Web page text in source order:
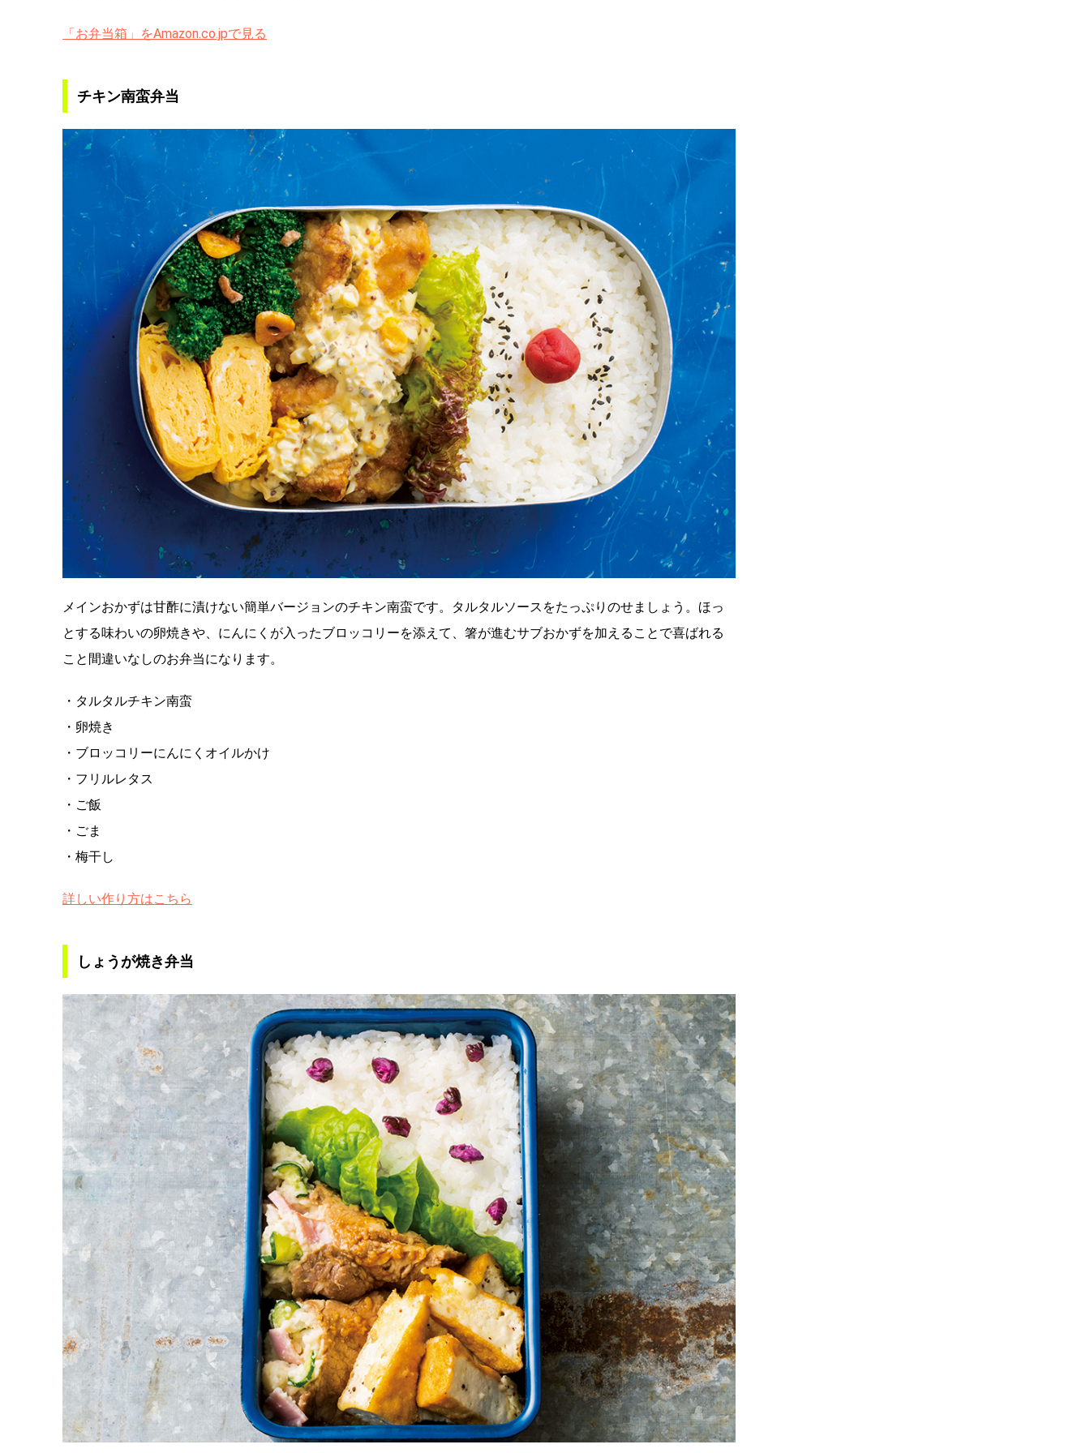
「お弁当箱」をAmazon.co.jpで見る
チキン南蛮弁当
メインおかずは甘酢に漬けない簡単バージョンのチキン南蛮です。タルタルソースをたっぷりのせましょう。ほっ
とする味わいの卵焼きや、にんにくが入ったブロッコリーを添えて、箸が進むサブおかずを加えることで喜ばれる
こと間違いなしのお弁当になります。
・タルタルチキン南蛮
・卵焼き
・ブロッコリーにんにくオイルかけ
・フリルレタス
・ご飯
・ごま
・梅干し
詳しい作り方はこちら
しょうが焼き弁当